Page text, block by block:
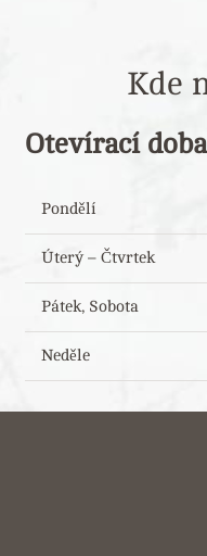
Kde
Otevírací doba
Pondělí
Úterý – Čtvrtek
Pátek, Sobota
Neděle